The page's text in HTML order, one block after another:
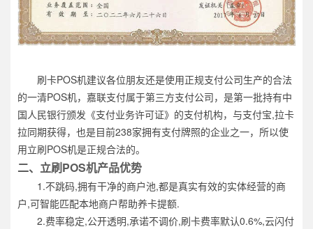
刷卡POS机建议各位朋友还是使用正规支付公司生产的合法
的一清POS机，嘉联支付属于第三方支付公司，是第一批持有中
国人民银行颁发《支付业务许可证》的支付机构，与支付宝,拉卡
拉同期获得，也是目前238家拥有支付牌照的企业之一，所以使
用立刷POS机是正规合法的。
二、立刷POS机产品优势
1.不跳码,拥有干净的商户池,都是真实有效的实体经营的商
户,可智能匹配本地商户帮助养卡提额.
2.费率稳定,公开透明,承诺不调价,刷卡费率默认0.6%,云闪付